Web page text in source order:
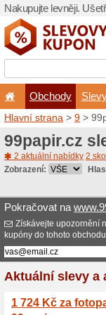
Hlavní